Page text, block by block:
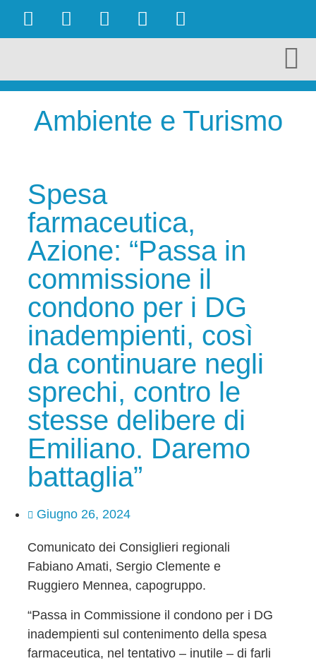
Ambiente e Turismo
Spesa
farmaceutica,
Azione: “Passa in
commissione il
condono per i DG
inadempienti, così
da continuare negli
sprechi, contro le
stesse delibere di
Emiliano. Daremo
battaglia”
Giugno 26, 2024
Comunicato dei Consiglieri regionali
Fabiano Amati, Sergio Clemente e
Ruggiero Mennea, capogruppo.
“Passa in Commissione il condono per i DG
inadempienti sul contenimento della spesa
farmaceutica, nel tentativo – inutile – di farli